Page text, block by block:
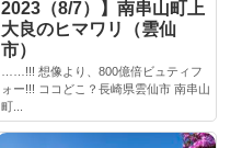
2023（8/7）】南串山町上
大良のヒマワリ（雲仙
市）
……!!! 想像より、800億倍ビュティフ
ォー!!! ココどこ？長崎県雲仙市 南串山
町...